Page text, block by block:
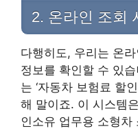
2. 온라인 조회
다행히도, 우리는 온
정보를 확인할 수 있
는 ‘자동차 보험료 할
해 말이죠. 이 시스템
인소유 업무용 소형차